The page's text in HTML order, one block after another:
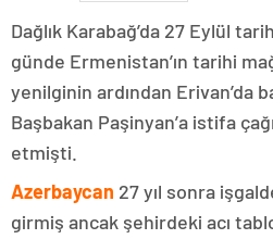
Dağlık Karabağ’da 27 Eylül
günde Ermenistan’ın tarihi
yenilginin ardından Erivan’da
Başbakan Paşinyan’a istifa
etmişti.
Azerbaycan 27 yıl sonra
girmiş ancak şehirdeki acı